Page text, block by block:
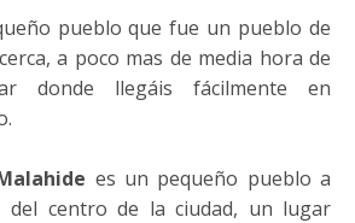
pueblo que fue un pueblo de
a poco mas de media hora de
donde llegáis fácilmente en
es un pequeño pueblo a
del centro de la ciudad, un lugar